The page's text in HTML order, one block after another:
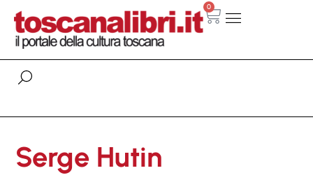
0
Serge Hutin